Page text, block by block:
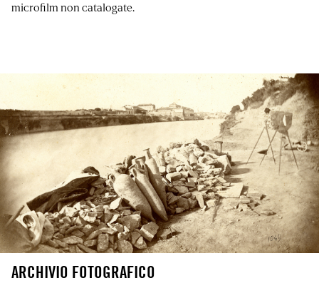
microfilm non catalogate.
ARCHIVIO FOTOGRAFICO